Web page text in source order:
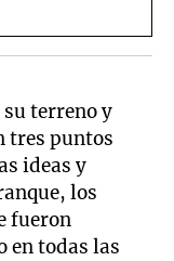
su terreno y
tres puntos
ideas y
los
fueron
en todas las